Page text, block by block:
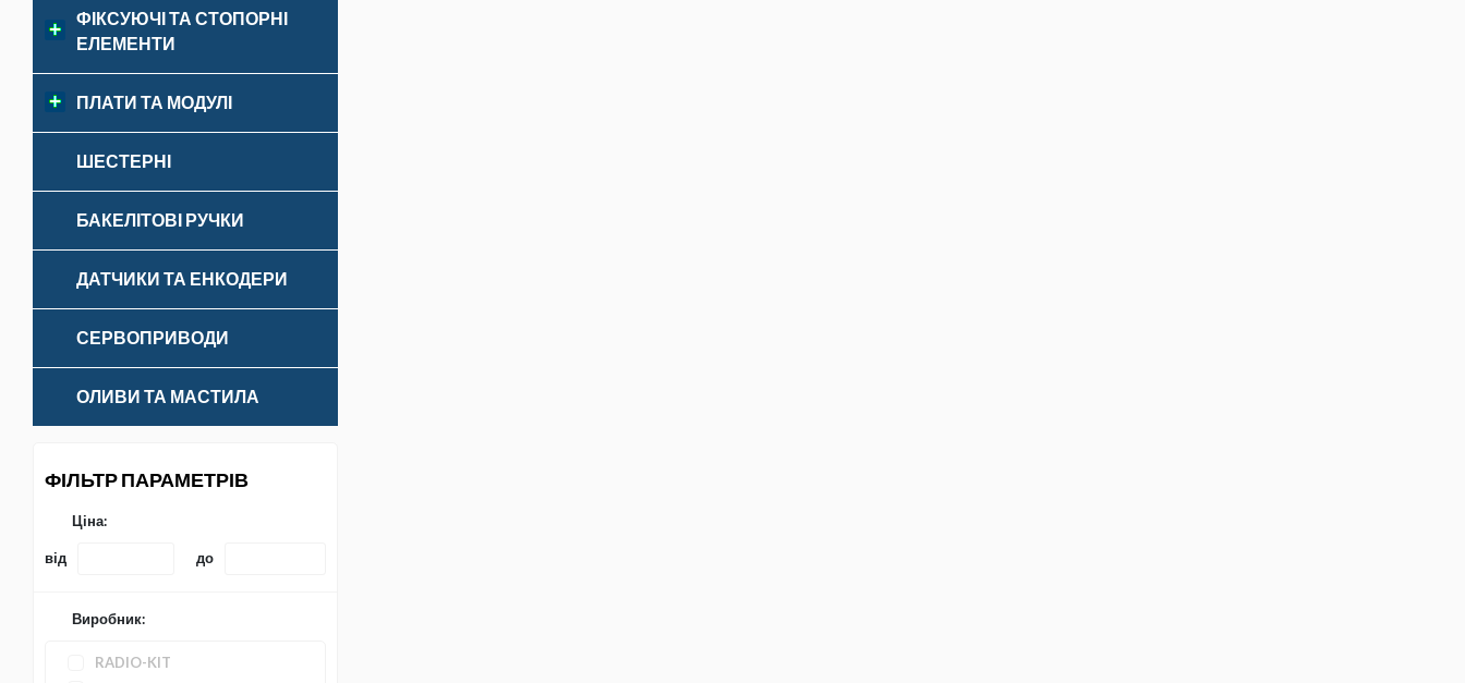
ФІКСУЮЧІ ТА СТОПОРНІ
ЕЛЕМЕНТИ
ПЛАТИ ТА МОДУЛІ
ШЕСТЕРНІ
БАКЕЛІТОВІ РУЧКИ
ДАТЧИКИ ТА ЕНКОДЕРИ
СЕРВОПРИВОДИ
ОЛИВИ ТА МАСТИЛА
ФІЛЬТР ПАРАМЕТРІВ
Ціна:
від до
Виробник:
RADIO-KIT